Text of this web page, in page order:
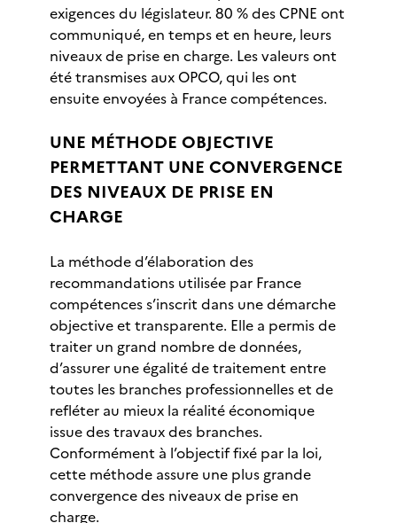
exigences du législateur. 80 % des CPNE ont
communiqué, en temps et en heure, leurs
niveaux de prise en charge. Les valeurs ont
été transmises aux OPCO, qui les ont
ensuite envoyées à France compétences.
UNE MÉTHODE OBJECTIVE
PERMETTANT UNE CONVERGENCE
DES NIVEAUX DE PRISE EN
CHARGE
La méthode d’élaboration des
recommandations utilisée par France
compétences s’inscrit dans une démarche
objective et transparente. Elle a permis de
traiter un grand nombre de données,
d’assurer une égalité de traitement entre
toutes les branches professionnelles et de
refléter au mieux la réalité économique
issue des travaux des branches.
Conformément à l’objectif fixé par la loi,
cette méthode assure une plus grande
convergence des niveaux de prise en
charge.